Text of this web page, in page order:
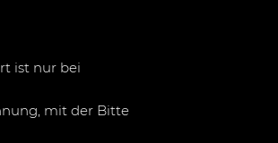
ist nur bei
mit der Bitte